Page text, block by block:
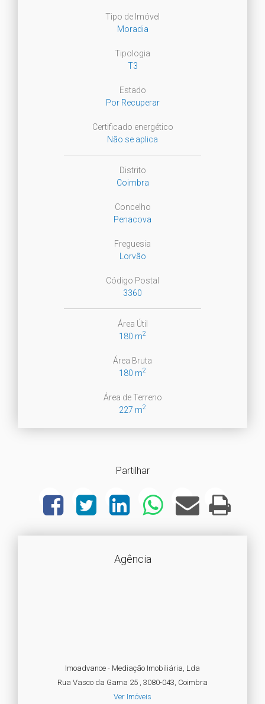
Tipo de Imóvel
Moradia
Tipologia
T3
Estado
Por Recuperar
Certificado energético
Não se aplica
Distrito
Coimbra
Concelho
Penacova
Freguesia
Lorvão
Código Postal
3360
Área Útil
180 m2
Área Bruta
180 m2
Área de Terreno
227 m2
Partilhar
Agência
Imoadvance - Mediação Imobiliária, Lda
Rua Vasco da Gama 25 , 3080-043, Coimbra
Ver Imóveis